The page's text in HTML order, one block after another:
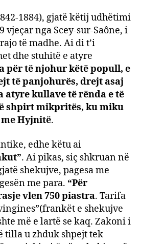
1884), gjatë këtij udhëtimi
vjeçar nga Scey-sur-Saône, i
të madhe. Ai di t’i
dhe stuhitë e atyre
për të njohur këtë popull, e
të panjohurës, drejt asaj
atyre kullave të rënda e të
shpirt mikpritës, ku miku
Hyjnitë.
edhe këtu ai
. Ai pikas, siç shkruan në
shekujve, pagesa me
me para. “Për
vlen 750 piastra. Tarifa
e shekujve
më e lartë se kaq. Zakoni i
tilla u zhduk shpejt tek